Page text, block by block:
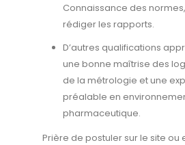
Connaissance des
rédiger les rapports.
D’autres qualifications
une bonne maîtrise des
de la métrologie et une
préalable en
pharmaceutique.
Prière de postuler sur le site ou